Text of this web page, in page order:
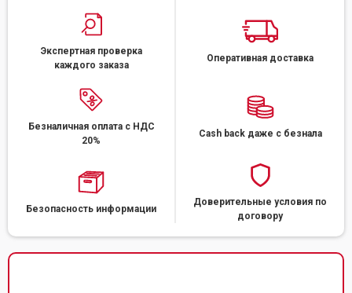
Экспертная проверка
каждого заказа
Оперативная доставка
Безналичная оплата с НДС
20%
Cash back даже с безнала
Безопасность информации
Доверительные условия по
договору